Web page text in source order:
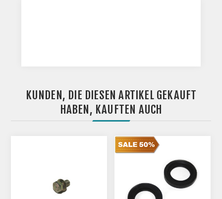
KUNDEN, DIE DIESEN ARTIKEL GEKAUFT
HABEN, KAUFTEN AUCH